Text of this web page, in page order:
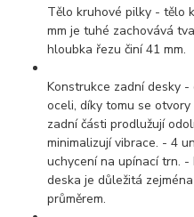
Tělo kruhové pilky - tělo
mm je tuhé zachovává
hloubka řezu činí 41 mm.
Konstrukce zadní desky
oceli, díky tomu se
zadní části prodlužují
minimalizují vibrace. - 4
uchycení na upínací trn.
deska je důležitá
průměrem.